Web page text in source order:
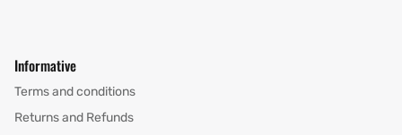
Informative
Terms and conditions
Returns and Refunds